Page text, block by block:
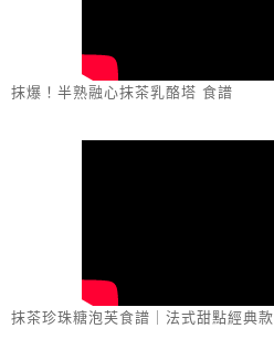
抹爆！半熟融心抹茶乳酪塔 食譜
抹茶珍珠糖泡芙食譜｜法式甜點經典款